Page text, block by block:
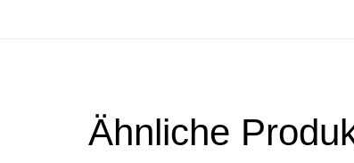
Ähnliche